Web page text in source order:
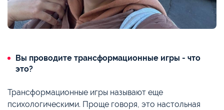
Вы проводите трансформационные игры - что
это?
Трансформационные игры называют еще
психологическими. Проще говоря, это настольная